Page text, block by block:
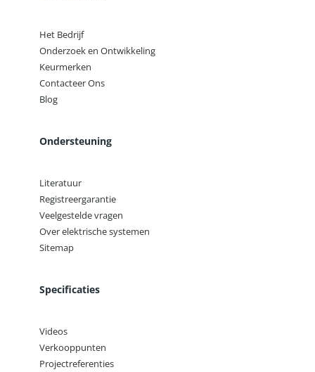
Het Bedrijf
Onderzoek en Ontwikkeling
Keurmerken
Contacteer Ons
Blog
Ondersteuning
Literatuur
Registreergarantie
Veelgestelde vragen
Over elektrische systemen
Sitemap
Specificaties
Videos
Verkooppunten
Projectreferenties